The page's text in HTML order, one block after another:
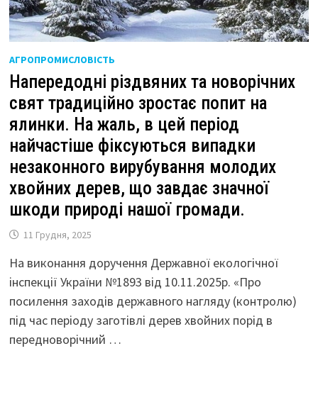
АГРОПРОМИСЛОВІСТЬ
Напередодні різдвяних та новорічних
свят традиційно зростає попит на
ялинки. На жаль, в цей період
найчастіше фіксуються випадки
незаконного вирубування молодих
хвойних дерев, що завдає значної
шкоди природі нашої громади.
11 Грудня, 2025
На виконання доручення Державної екологічної
інспекції України №1893 від 10.11.2025р. «Про
посилення заходів державного нагляду (контролю)
під час періоду заготівлі дерев хвойних порід в
передноворічний …